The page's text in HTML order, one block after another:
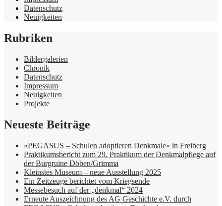
Datenschutz
Neuigkeiten
Rubriken
Bildergalerien
Chronik
Datenschutz
Impressum
Neuigkeiten
Projekte
Neueste Beiträge
»PEGASUS – Schulen adoptieren Denkmale« in Freiberg
Praktikumsbericht zum 29. Praktikum der Denkmalpflege auf
der Burgruine Döben/Grimma
Kleinstes Museum – neue Ausstellung 2025
Ein Zeitzeuge berichtet vom Kriegsende
Messebesuch auf der „denkmal“ 2024
Erneute Auszeichnung des AG Geschichte e.V. durch